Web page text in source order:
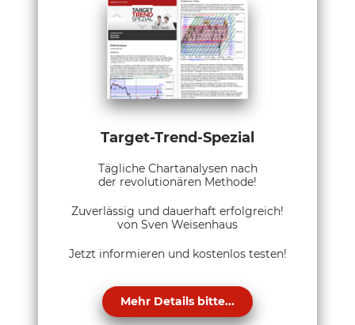
Target-Trend-Spezial
Tägliche Chartanalysen nach
der revolutionären Methode!
Zuverlässig und dauerhaft erfolgreich!
von Sven Weisenhaus
Jetzt informieren und kostenlos testen!
Mehr Details bitte...